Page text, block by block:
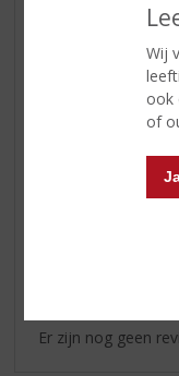
Wij
ook
of
Er zijn nog geen